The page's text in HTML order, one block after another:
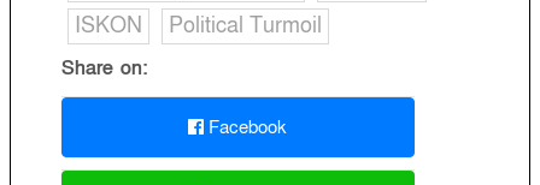
ISKON
Political Turmoil
Share on:
Facebook